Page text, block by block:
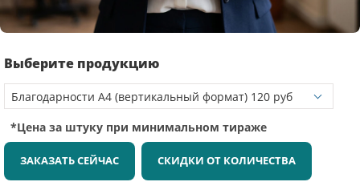
Выберите продукцию
*Цена за штуку при минимальном тираже
ЗАКАЗАТЬ СЕЙЧАС СКИДКИ ОТ КОЛИЧЕСТВА